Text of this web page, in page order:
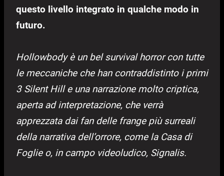
questo livello integrato in qualche modo in
futuro.
Hollowbody è un bel survival horror con tutte
le meccaniche che han contraddistinto i primi
3 Silent Hill e una narrazione molto criptica,
aperta ad interpretazione, che verrà
apprezzata dai fan delle frange più surreali
della narrativa dell’orrore, come la Casa di
Foglie o, in campo videoludico, Signalis.